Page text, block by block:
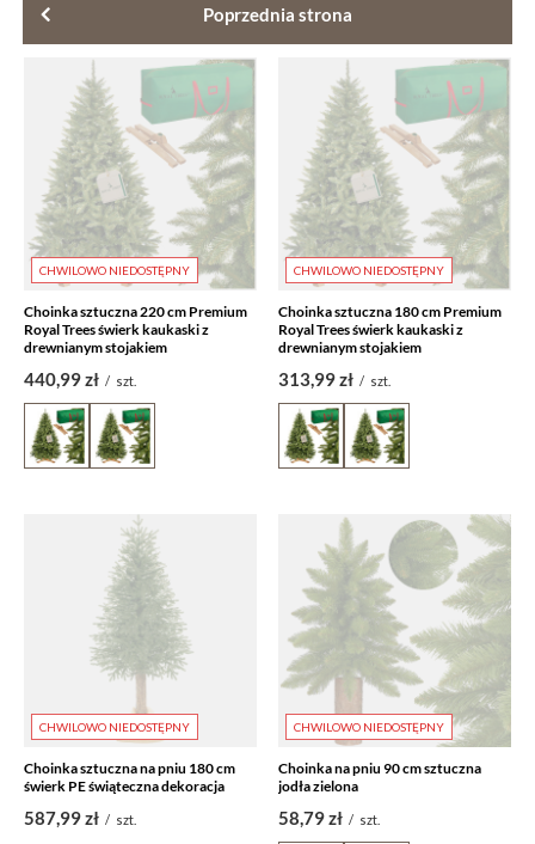
Poprzednia strona
CHWILOWO NIEDOSTĘPNY
Choinka sztuczna 220 cm Premium
Royal Trees świerk kaukaski z
drewnianym stojakiem
440,99 zł / szt.
CHWILOWO NIEDOSTĘPNY
Choinka sztuczna 180 cm Premium
Royal Trees świerk kaukaski z
drewnianym stojakiem
313,99 zł / szt.
CHWILOWO NIEDOSTĘPNY
Choinka sztuczna na pniu 180 cm
świerk PE świąteczna dekoracja
587,99 zł / szt.
CHWILOWO NIEDOSTĘPNY
Choinka na pniu 90 cm sztuczna
jodła zielona
58,79 zł / szt.